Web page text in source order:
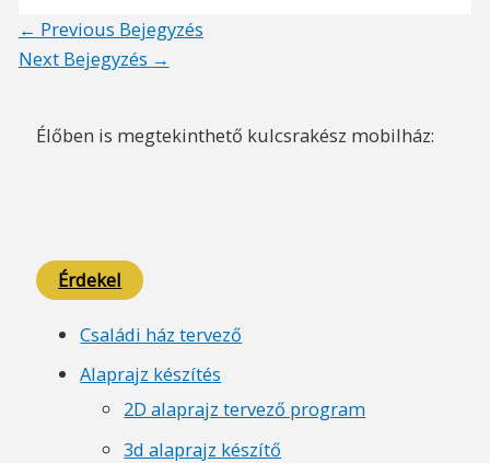
Post
navigation
← Previous Bejegyzés
Next Bejegyzés →
Élőben is megtekinthető kulcsrakész mobilház:
Érdekel
Családi ház tervező
Alaprajz készítés
2D alaprajz tervező program
3d alaprajz készítő